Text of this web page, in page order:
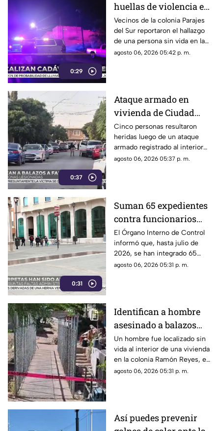
0:29
huellas de violencia en
calles de Parajes del
Sur | VIDEO
Vecinos de la colonia Parajes
del Sur reportaron el hallazgo
de una persona sin vida en la
vía pública.
agosto 06, 2026 05:42 p. m.
0:37
Ataque armado en
vivienda de Ciudad
Juárez deja cinco
personas heridas |
VIDEO
Cinco personas resultaron
heridas luego de un ataque
armado registrado al interior
de un domicilio en el
agosto 06, 2026 05:37 p. m.
0:31
Suman 65 expedientes
contra funcionarios
municipales de
Chihuahua | VIDEO
El Órgano Interno de Control
informó que, hasta julio de
2026, se han integrado 65
expedientes por presuntas
agosto 06, 2026 05:31 p. m.
Identifican a hombre
asesinado a balazos
dentro de una vivienda
en la colonia Ramón
Reyes
Un hombre fue localizado sin
vida al interior de una vivienda
en la colonia Ramón Reyes, en
la ciudad de Chihuahua.
agosto 06, 2026 05:31 p. m.
Así puedes prevenir